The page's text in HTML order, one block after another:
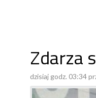
Zdarza
dzisiaj godz. 03:34